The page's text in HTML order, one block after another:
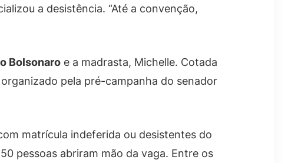
a desistência. “Até a convenção,
Bolsonaro e a madrasta, Michelle. Cotada
pela pré-campanha do senador
matrícula indeferida ou desistentes do
pessoas abriram mão da vaga. Entre os